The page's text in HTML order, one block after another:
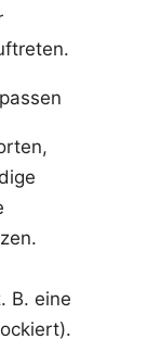
B. eine